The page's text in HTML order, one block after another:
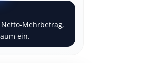
Mehrbetrag,
ein.